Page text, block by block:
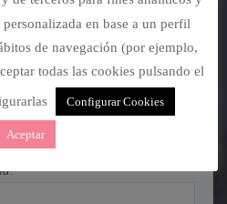
en base a un perfil
de navegación (por ejemplo,
todas las cookies pulsando el
Configurar Cookies
Aceptar